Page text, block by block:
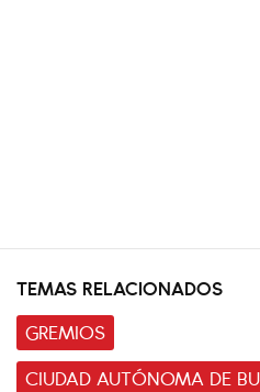
TEMAS RELACIONADOS
GREMIOS
CIUDAD AUTÓNOMA DE